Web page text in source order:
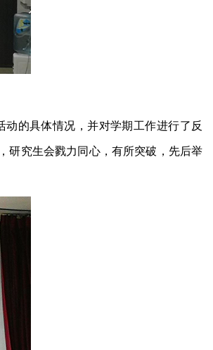
的具体情况，并对学期工作进行了反
研究生会戮力同心，有所突破，先后举